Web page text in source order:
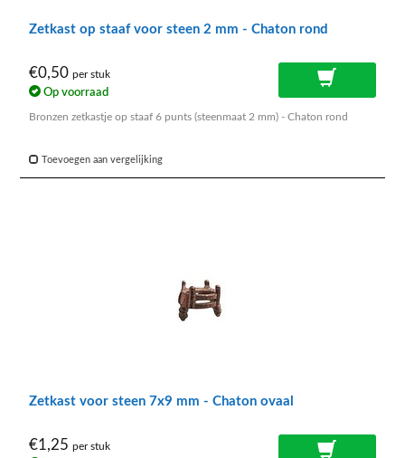
Zetkast op staaf voor steen 2 mm - Chaton rond
€0,50 per stuk
Op voorraad
Bronzen zetkastje op staaf 6 punts (steenmaat 2 mm) - Chaton rond
Toevoegen aan vergelijking
Zetkast voor steen 7x9 mm - Chaton ovaal
€1,25 per stuk